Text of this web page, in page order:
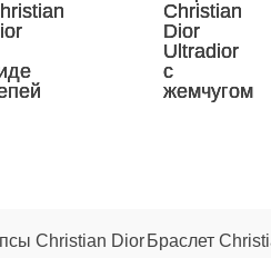
Christian Dior Браслет